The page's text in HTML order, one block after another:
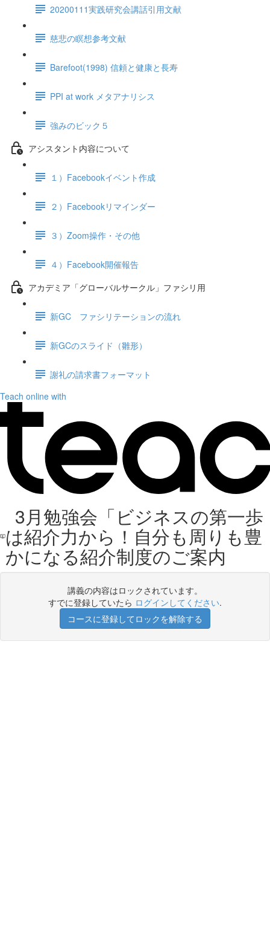
20200111実践研究会講話引用文献
慈悲の瞑想参考文献
Barefoot(1998) 信頼と健康と長寿
PPI at work メタアナリシス
強みのビック５
アシスタント内容について
１）Facebookイベント作成
２）Facebookリマインダー
３）Zoom操作・その他
４）Facebook開催報告
アカデミア「グローバルサークル」ファシリ用
新GC ファシリテーションの流れ
新GCのスライド（雛形）
謝礼の請求書フォーマット
Teach online with
3月勉強会「ビジネスの第一歩
は紹介力から！自分も周りも豊
かになる紹介制度のご案内
講義の内容はロックされています。
すでに登録していたら ログインしてください.
コースに登録してロックを解除する